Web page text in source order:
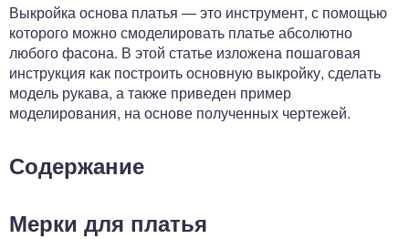
Выкройка основа платья — это инструмент, с помощью
которого можно смоделировать платье абсолютно
любого фасона. В этой статье изложена пошаговая
инструкция как построить основную выкройку, сделать
модель рукава, а также приведен пример
моделирования, на основе полученных чертежей.
Содержание
Мерки для платья